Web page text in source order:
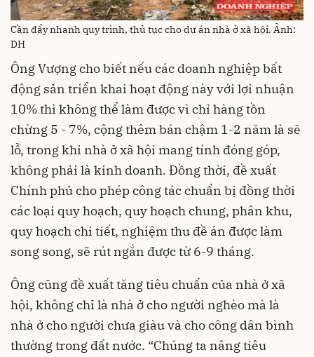
Cần đẩy nhanh quy trình, thủ tục cho dự án nhà ở xã hội. Ảnh:
DH
Ông Vượng cho biết nếu các doanh nghiệp bất
động sản triển khai hoạt động này với lợi nhuận
10% thì không thể làm được vì chỉ hàng tồn
chừng 5 - 7%, cộng thêm bán chậm 1-2 năm là sẽ
lỗ, trong khi nhà ở xã hội mang tính đóng góp,
không phải là kinh doanh. Đồng thời, đề xuất
Chính phủ cho phép công tác chuẩn bị đồng thời
các loại quy hoạch, quy hoạch chung, phân khu,
quy hoạch chi tiết, nghiệm thu đề án được làm
song song, sẽ rút ngắn được từ 6-9 tháng.
Ông cũng đề xuất tăng tiêu chuẩn của nhà ở xã
hội, không chỉ là nhà ở cho người nghèo mà là
nhà ở cho người chưa giàu và cho công dân bình
thường trong đất nước. “Chúng ta nâng tiêu